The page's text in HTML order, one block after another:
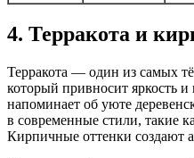
4. Терракота и
Терракота — один из самых
который привносит яркость
напоминает об уюте
в современные стили, такие
Кирпичные оттенки создают